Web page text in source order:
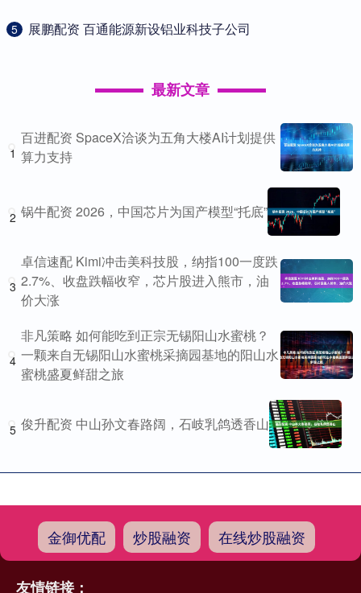
5 ​展鹏配资 百通能源新设铝业科技子公司
最新文章
1
百进配资 SpaceX洽谈为五角大楼AI计划提供
算力支持
2 锅牛配资 2026，中国芯片为国产模型“托底”
3
卓信速配 Kimi冲击美科技股，纳指100一度跌
2.7%、收盘跌幅收窄，芯片股进入熊市，油
价大涨
4
非凡策略 如何能吃到正宗无锡阳山水蜜桃？
一颗来自无锡阳山水蜜桃采摘园基地的阳山水
蜜桃盛夏鲜甜之旅
5 俊升配资 中山孙文春路阔，石岐乳鸽透香山
金御优配 炒股融资 在线炒股融资
友情链接：